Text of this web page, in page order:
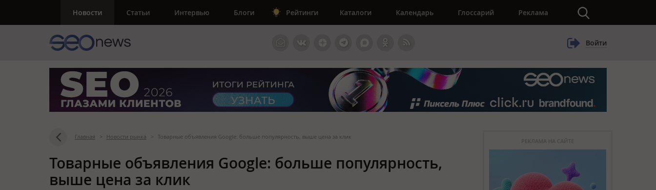
Новости Статьи Интервью Блоги Рейтинги Каталоги Календарь Глоссарий Реклама
Войти
Главная > Новости рынка > Товарные объявления Google: больше популярность, выше цена за клик
Товарные объявления Google: больше популярность,
выше цена за клик
РЕКЛАМА НА САЙТЕ